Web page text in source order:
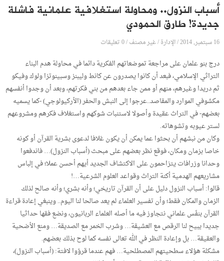
أسباب النزول.. ومحاولة استغلافية علمانية فاشلة
جديدة! طارق الحمودي
16 سبتمبر, 2014 /الإدارة/غير مصنف/0 تعليقات
درج بنو علمان على مراجعة تموضعاتهم الفكرية دائما في محاولة هدم البناء
التراثي الإسلامي، فبعد أن كانوا يصدرون عن كانط وليبنز وسبينوتزا ولوك وفيكو
ثم دريدا وغيرهم، منهم أو ممن جاء بعدهم من بني فكرتهم، وبعد أن وجدوا أنفسهم
مكشوفي الموارد والمقاصد..عرجوا إلى النبش والحفر (الأركيولوجي) -كما يسميه
بعضهم- في التراث عقيدة وأصولا لاستنبات شوكهم واستغلاف فكرهم ومشروعهم
لستر عيوبه وتشوهاته.
وكان من نبشهم أن بحثوا عما يمكن أن يكون غلافا لدعوى بشرية القرآن أو كونه
خاصا بزمان ومكان، فوقع نظر بعضهم على مبحث (أسباب النزول)… فاندفعوا
وحدانا وزرافات يتزاحمون على الاكتشاف الجديد أيهم أحسن عملا؛ في إلباس
مشاريعهم الهدمية أكنة التراث وقواعد العلوم الشرعية…!
قالوا: أسباب النزول دليل على أن القرآن تاريخي؛ وأنه بشري؛ وأنه صالح لذلك
الزمان والمكان فقط؛ وأن تفسير العلماء لم يعد صالحا لنا اليوم.. وينبغي إعادة قراءة
القرآن بنفَس علماني نتجاوز فيه ما أصله العلماء الربانيون، ونضع فقها حداثيا
جديدا يبيح لنا الرقص مع العشيقة… وشرب الخمر مع الصديقة… ومنع الأضحية
والعقيقة… بل وإعادة النظر في الله تعالى نفسه كما لوح بذلك بعضهم.
مشكلة هؤلاء سطحيتهم المصطلحية… فهم عندما قرؤوا لافتة: (أسباب النزول)،